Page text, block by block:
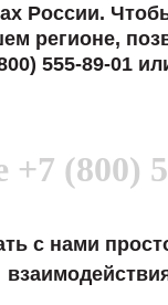
России.
регионе,
555-89-01
+7 (800)
с нами